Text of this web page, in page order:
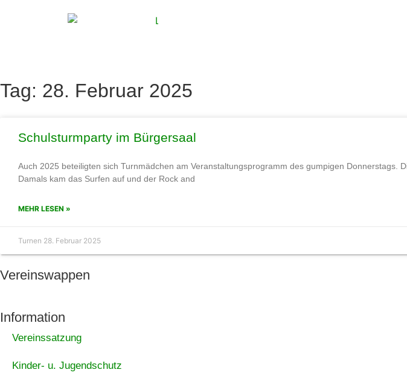
Tag: 28. Februar 2025
Schulsturmparty im Bürgersaal
Auch 2025 beteiligten sich Turnmädchen am Veranstaltungsprogramm des gumpigen
Damals kam das Surfen auf und der Rock and
MEHR LESEN »
Turnen 28. Februar 2025
Vereinswappen
Information
Vereinssatzung
Kinder- u. Jugendschutz